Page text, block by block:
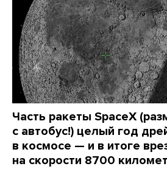
Часть ракеты SpaceX
с автобус!) целый год
в космосе — и в итоге
на скорости 8700